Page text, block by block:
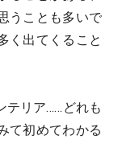
うことも多いで
く出てくること
テリア……どれも
て初めてわかる